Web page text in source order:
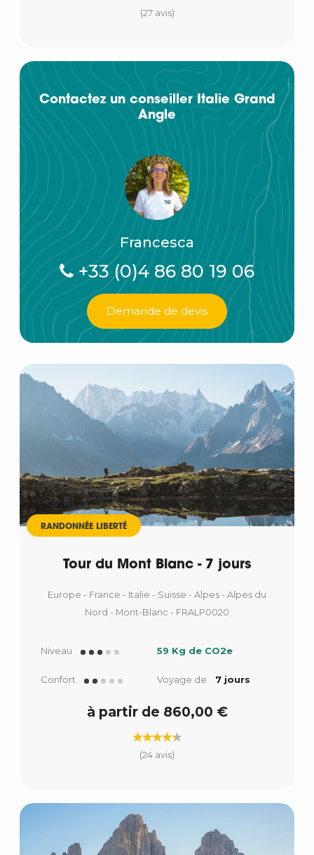
(27 avis)
Contactez un conseiller Italie Grand
Angle
Francesca
+33 (0)4 86 80 19 06
Demande de devis
RANDONNÉE LIBERTÉ
Tour du Mont Blanc - 7 jours
Europe - France - Italie - Suisse - Alpes - Alpes du
Nord - Mont-Blanc - FRALP0020
Niveau 59 Kg de CO2e
Confort Voyage de 7 jours
à partir de 860,00 €
(24 avis)